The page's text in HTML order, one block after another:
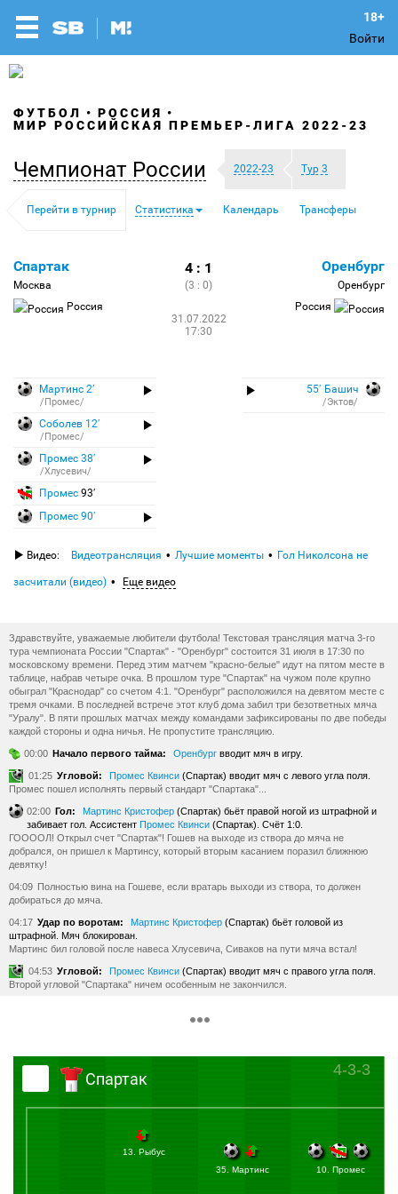
Войти
ФУТБОЛ
РОССИЯ
МИР РОССИЙСКАЯ ПРЕМЬЕР-ЛИГА 2022-23
Чемпионат России 2022-23 Тур 3
Перейти в турнир Статистика Календарь Трансферы
Спартак
Москва
Россия
4 : 1
(3 : 0)
31.07.2022
17:30
Оренбург
Оренбург
Россия
Мартинс 2′
/Промес/
Соболев 12′
/Промес/
Промес 38′
/Хлусевич/
Промес 93′
Промес 90′
55′ Башич
/Эктов/
Видео: Видеотрансляция Лучшие моменты Гол Николсона не
засчитали (видео) Еще видео
Здравствуйте, уважаемые любители футбола! Текстовая трансляция матча 3-го
тура чемпионата России "Спартак" - "Оренбург" состоится 31 июля в 17:30 по
московскому времени. Перед этим матчем "красно-белые" идут на пятом месте в
таблице, набрав четыре очка. В прошлом туре "Спартак" на чужом поле крупно
обыграл "Краснодар" со счетом 4:1. "Оренбург" расположился на девятом месте с
тремя очками. В последней встрече этот клуб дома забил три безответных мяча
"Уралу". В пяти прошлых матчах между командами зафиксированы по две победы
каждой стороны и одна ничья. Не пропустите трансляцию.
00:00 Начало первого тайма: Оренбург вводит мяч в игру.
01:25 Угловой: Промес Квинси (Спартак) вводит мяч с левого угла поля.
Промес пошел исполнять первый стандарт "Спартака"...
02:00 Гол: Мартинс Кристофер (Спартак) бьёт правой ногой из штрафной и
забивает гол. Ассистент Промес Квинси (Спартак). Счёт 1:0.
ГООООЛ! Открыл счет "Спартак"! Гошев на выходе из створа до мяча не
добрался, он пришел к Мартинсу, который вторым касанием поразил ближнюю
девятку!
04:09 Полностью вина на Гошеве, если вратарь выходи из створа, то должен
добираться до мяча.
04:17 Удар по воротам: Мартинс Кристофер (Спартак) бьёт головой из
штрафной. Мяч блокирован.
Мартинс бил головой после навеса Хлусевича, Сиваков на пути мяча встал!
04:53 Угловой: Промес Квинси (Спартак) вводит мяч с правого угла поля.
Второй угловой "Спартака" ничем особенным не закончился.
Промес на дальнюю штангу грузит с углового теперь.
штрафной. Мяч летит мимо ворот.
Соболев головой наносит удар в отклонении, неточно.
07:46 Офсайд: Воробьёв Дмитрий
ГООООЛ! Второй. Промес с левого края штрафной сделал навес в центр, а там
Соболев красиво пробил точно в угол.
(Спартак) бьёт левой ногой из
Спартак 4-3-3
13. Рыбус
35. Мартинс 10. Промес